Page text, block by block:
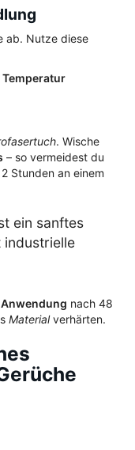
ab. Nutze diese
. Wische
– so vermeidest du
Stunden an einem
ein sanftes
industrielle
Anwendung nach 48
Materialverhärten.